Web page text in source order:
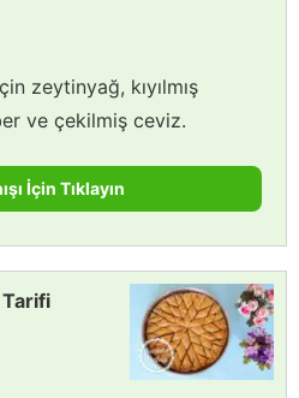
zeytinyağ, kıyılmış
ve çekilmiş ceviz.
İçin Tıklayın
Tarifi